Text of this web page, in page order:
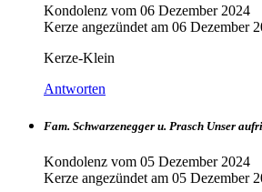
Kondolenz vom 06 Dezember 2024
Kerze angezündet am 06 Dezember
Kerze-Klein
Antworten
Fam. Schwarzenegger u. Prasch Unser
Kondolenz vom 05 Dezember 2024
Kerze angezündet am 05 Dezember